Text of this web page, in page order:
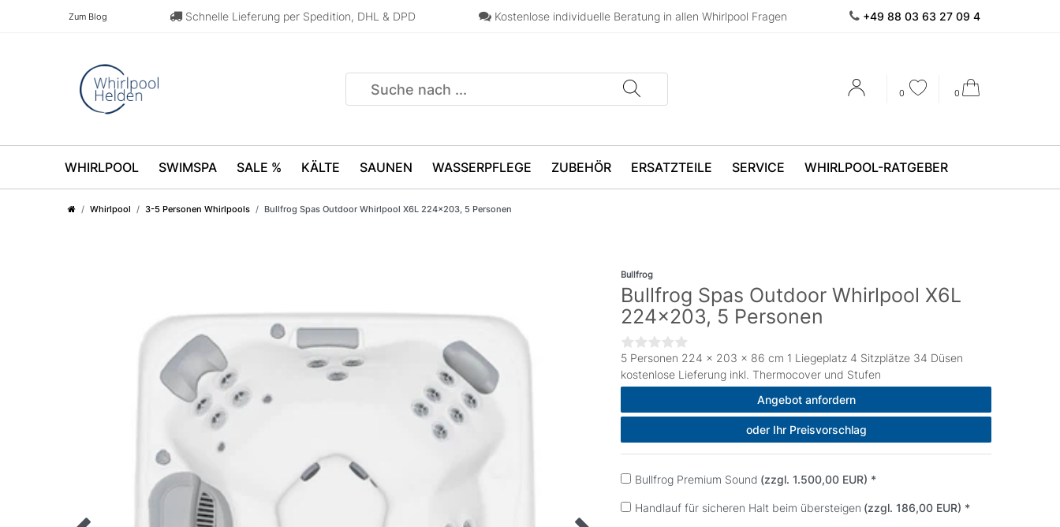
Zum Blog Schnelle Lieferung per Spedition, DHL & DPD Kostenlose individuelle Beratung in allen Whirlpool Fragen +49 88 03 63 27 09 4
0 0
WHIRLPOOL SWIMSPA SALE % KÄLTE SAUNEN WASSERPFLEGE ZUBEHÖR ERSATZTEILE SERVICE WHIRLPOOL-RATGEBER
Whirlpool 3-5 Personen Whirlpools Bullfrog Spas Outdoor Whirlpool X6L 224x203, 5 Personen
Bullfrog
Bullfrog Spas Outdoor Whirlpool X6L
224x203, 5 Personen
5 Personen 224 × 203 x 86 cm 1 Liegeplatz 4 Sitzplätze 34 Düsen
kostenlose Lieferung inkl. Thermocover und Stufen
Angebot anfordern
oder Ihr Preisvorschlag
Bullfrog Premium Sound (zzgl. 1.500,00 EUR) *
Handlauf für sicheren Halt beim übersteigen (zzgl. 186,00 EUR) *